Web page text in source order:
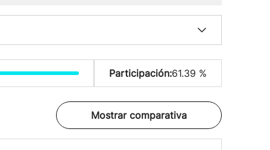
Participación:61.39 %
Mostrar comparativa